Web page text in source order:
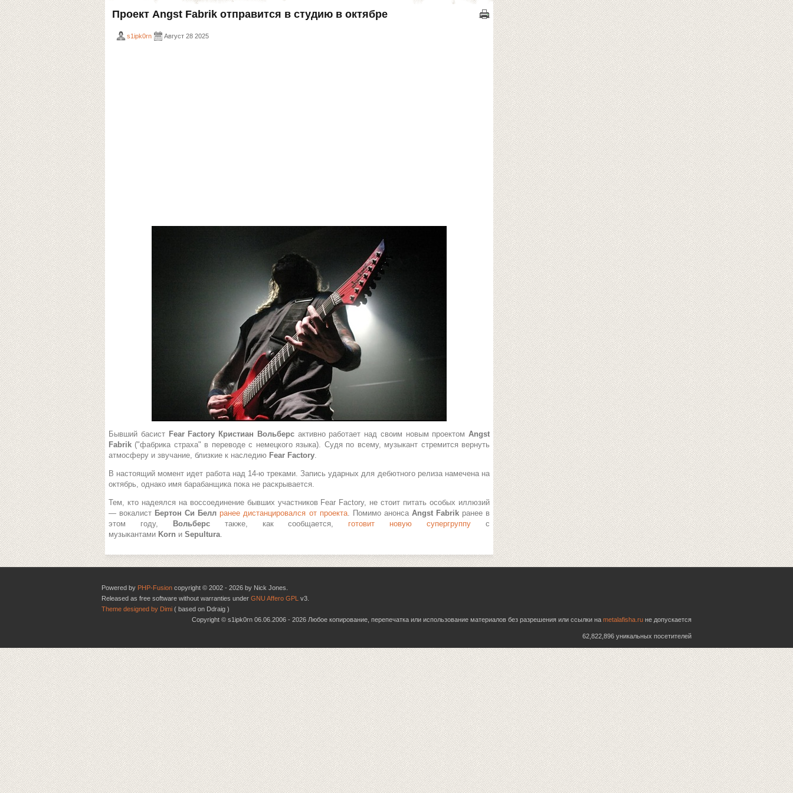
Проект Angst Fabrik отправится в студию в октябре
s1ipk0rn Август 28 2025
Бывший басист Fear Factory Кристиан Вольберс активно работает над своим новым проектом Angst
Fabrik ("фабрика страха" в переводе с немецкого языка). Судя по всему, музыкант стремится вернуть
атмосферу и звучание, близкие к наследию Fear Factory.
В настоящий момент идет работа над 14-ю треками. Запись ударных для дебютного релиза намечена на
октябрь, однако имя барабанщика пока не раскрывается.
Тем, кто надеялся на воссоединение бывших участников Fear Factory, не стоит питать особых иллюзий
— вокалист Бертон Си Белл ранее дистанцировался от проекта. Помимо анонса Angst Fabrik ранее в
этом году,
Вольберс также, как сообщается, готовит новую супергруппус
музыкантами Korn и Sepultura.
Powered by PHP-Fusion copyright © 2002 - 2026 by Nick Jones.
Released as free software without warranties under GNU Affero GPL v3.
Theme designed by Dimi ( based on Ddraig )
Copyright © s1ipk0rn 06.06.2006 - 2026 Любое копирование, перепечатка или использование материалов без разрешения или ссылки на metalafisha.ru не допускается
62,822,896 уникальных посетителей